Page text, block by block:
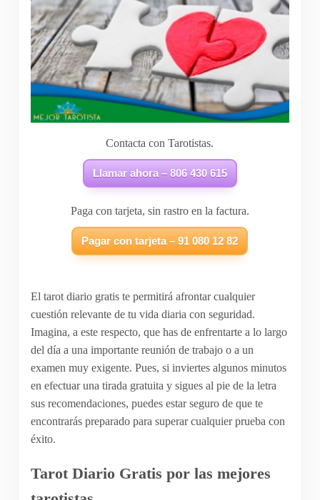
Contacta con Tarotistas.
Llamar ahora – 806 430 615
Paga con tarjeta, sin rastro en la factura.
Pagar con tarjeta – 91 080 12 82
El tarot diario gratis te permitirá afrontar cualquier
cuestión relevante de tu vida diaria con seguridad.
Imagina, a este respecto, que has de enfrentarte a lo largo
del día a una importante reunión de trabajo o a un
examen muy exigente. Pues, si inviertes algunos minutos
en efectuar una tirada gratuita y sigues al pie de la letra
sus recomendaciones, puedes estar seguro de que te
encontrarás preparado para superar cualquier prueba con
éxito.
Tarot Diario Gratis por las mejores